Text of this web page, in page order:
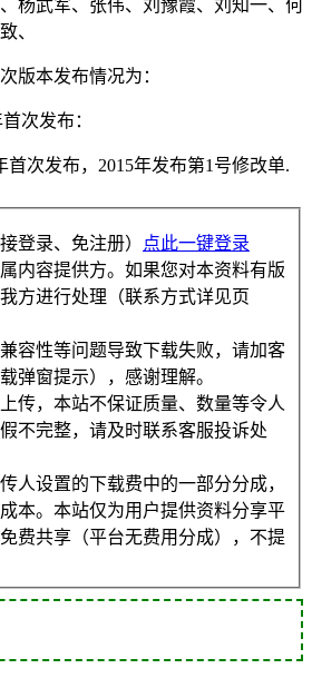
杨武军、张伟、刘豫霞、刘知一、何
、
版本发布情况为：
次发布：
首次发布，2015年发布第1号修改单.
登录、免注册）
点此一键登录
内容提供方。如果您对本资料有版
方进行处理（联系方式详见页
容性等问题导致下载失败，请加客
弹窗提示），感谢理解。
传，本站不保证质量、数量等令人
不完整，请及时联系客服投诉处
人设置的下载费中的一部分分成，
本。本站仅为用户提供资料分享平
费共享（平台无费用分成），不提